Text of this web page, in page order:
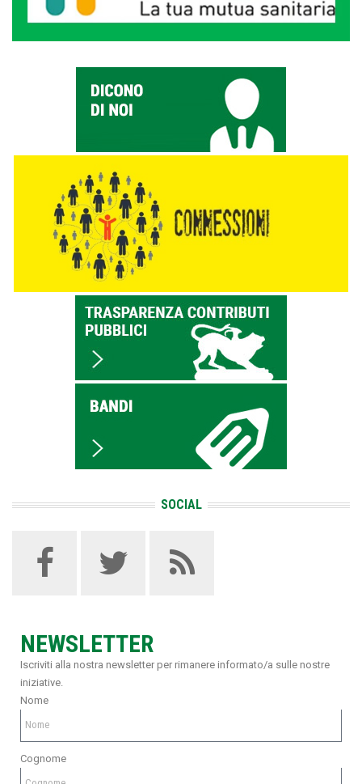
SOCIAL
NEWSLETTER
Iscriviti alla nostra newsletter per rimanere informato/a sulle nostre
iniziative.
Nome
Cognome